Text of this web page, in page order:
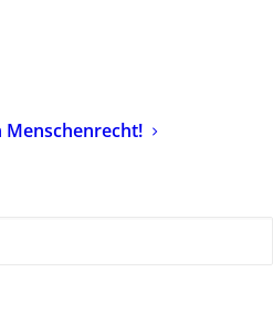
Zusätzliche Informationen
mit Behinderung immer
zum UNO-